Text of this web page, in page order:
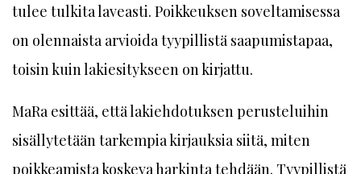
tulee tulkita laveasti. Poikkeuksen soveltamisessa
on olennaista arvioida tyypillistä saapumistapaa,
toisin kuin lakiesitykseen on kirjattu.
MaRa esittää, että lakiehdotuksen perusteluihin
sisällytetään tarkempia kirjauksia siitä, miten
poikkeamista koskeva harkinta tehdään. Tyypillistä